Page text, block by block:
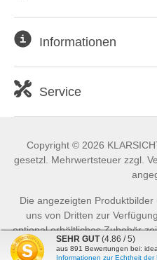
Informationen
Service
Copyright © 2026
gesetzl. Mehrwertsteuer zzgl.
Die angezeigten
uns von Dritten zur
optional erhältliches Zubehör
der Lieferumfang der
SEHR GUT (4.86 / 5)
aus 891 Bewertungen bei:
Informationen zur Echtheit der